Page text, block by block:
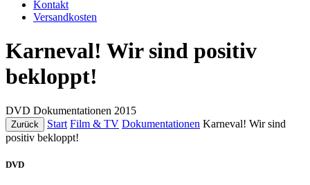
Kontakt
Versandkosten
Karneval! Wir sind positiv
bekloppt!
DVD Dokumentationen 2015
Zurück Start Film & TV Dokumentationen Karneval! Wir sind
positiv bekloppt!
DVD